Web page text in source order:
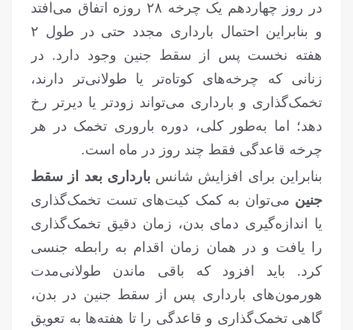
در روز چهاردهم یک چرخه ۲۸ روزه اتفاق می‌افتد
و بنابراین احتمال بارداری مجدد حتی در طول ۲
هفته نخست پس از سقط جنین وجود دارد. در
زنانی که چرخه‌های کوتاه‌تر یا طولانی‌تر دارند،
تخمک‌گذاری و بارداری می‌تواند زودتر یا دیرتر رخ
دهد؛ اما به‌طور کلی، دوره باروری تخمک در هر
چرخه قاعدگی فقط چند روز در ماه است.
بنابراین برای افزایش شانسبارداری بعد از سقط
جنین می‌توان به کمک کیت‌های تست تخمک‌گذاری
یا اندازه‌گیری دمای بدن، زمان دقیق تخمک‌گذاری
را یافت و در همان زمان اقدام به رابطه جنسی
کرد. باید افزود که باقی ماندن طولانی‌مدت
هورمون‌های بارداری پس از سقط جنین در بدن،
گاهی تخمک‌گذاری و قاعدگی را تا هفته‌ها به تعویق